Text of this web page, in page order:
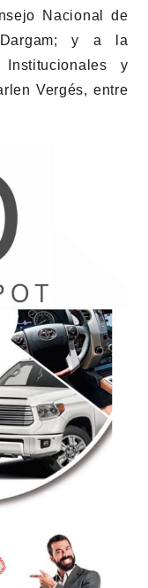
Nacional de
; y a la
y
Vergés, entre